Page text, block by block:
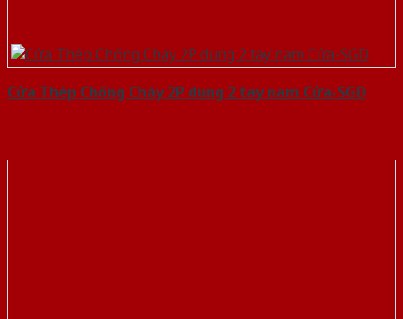
Cửa Thép Chống Cháy 2P dung 2 tay nam Cửa-SGD